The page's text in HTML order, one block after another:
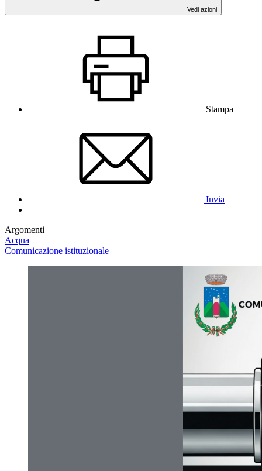
Vedi azioni
Stampa
Invia
Argomenti
Acqua
Comunicazione istituzionale